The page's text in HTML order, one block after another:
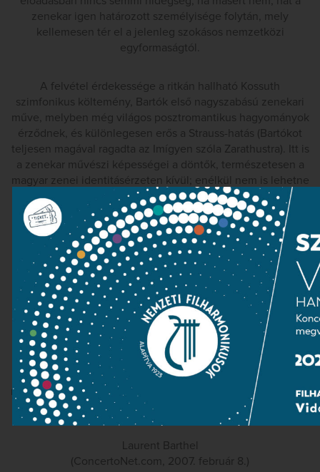
zenekar igen határozott személyisége folytán, mely
kellemesen tér el a jelenleg szokásos nemzetközi
egyformaságtól.
A felvétel érdekessége a ritkán hallható Kossuth
szimfonikus költemény, Bartók első nagyszabású zenekari
műve, melyben még világos posztromantikus hagyományok
érződnek, és különlegesen erős a Strauss-hatás (Bartókot
teljesen magával ragadta az Imígyen szóla Zarathustra). Itt is
a zenekar művészi képességei a döntők, természetesen a
magyar zenei identitásérzeten kívül; enélkül nem is lehetne
sikerre vinni ezt az erős magyar gyökerű darabot, melyet
valóságos osztrákellenes kiáltványnak szánt Bartók. Végre
nyugalomba helyezhetjük az archívum polcain Lehel
György régi felvételét. Ami az utóbbi idők egyetlen
idiomatikus Kossuth-felvételét illeti (Fischer Ivánnal és a
másik nagy budapesti zenekarral, a zenekari Concerto és a
Falun társaságában a Philipsnél), az is marginálissá válik az
új felvételhez képest: Kocsis árnyaltabb és kevésbé tarka
megközelítésmódja elegánsabban mutatja meg ennek a
kevésbé jelentős partitúrának az értékét.
Gyakran fogunk visszatérni ehhez a CD-hez, amely nagy
reményekre jogosít az új, referencia-értékű Bartók-kiadással
kapcsolatban.
Laurent Barthel
(ConcertoNet.com, 2007. február 8.)